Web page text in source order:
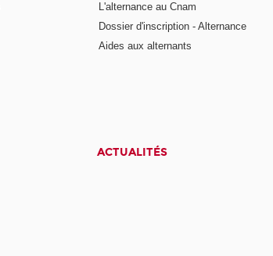
L'alternance au Cnam
Dossier d'inscription - Alternance
Aides aux alternants
ACTUALITÉS